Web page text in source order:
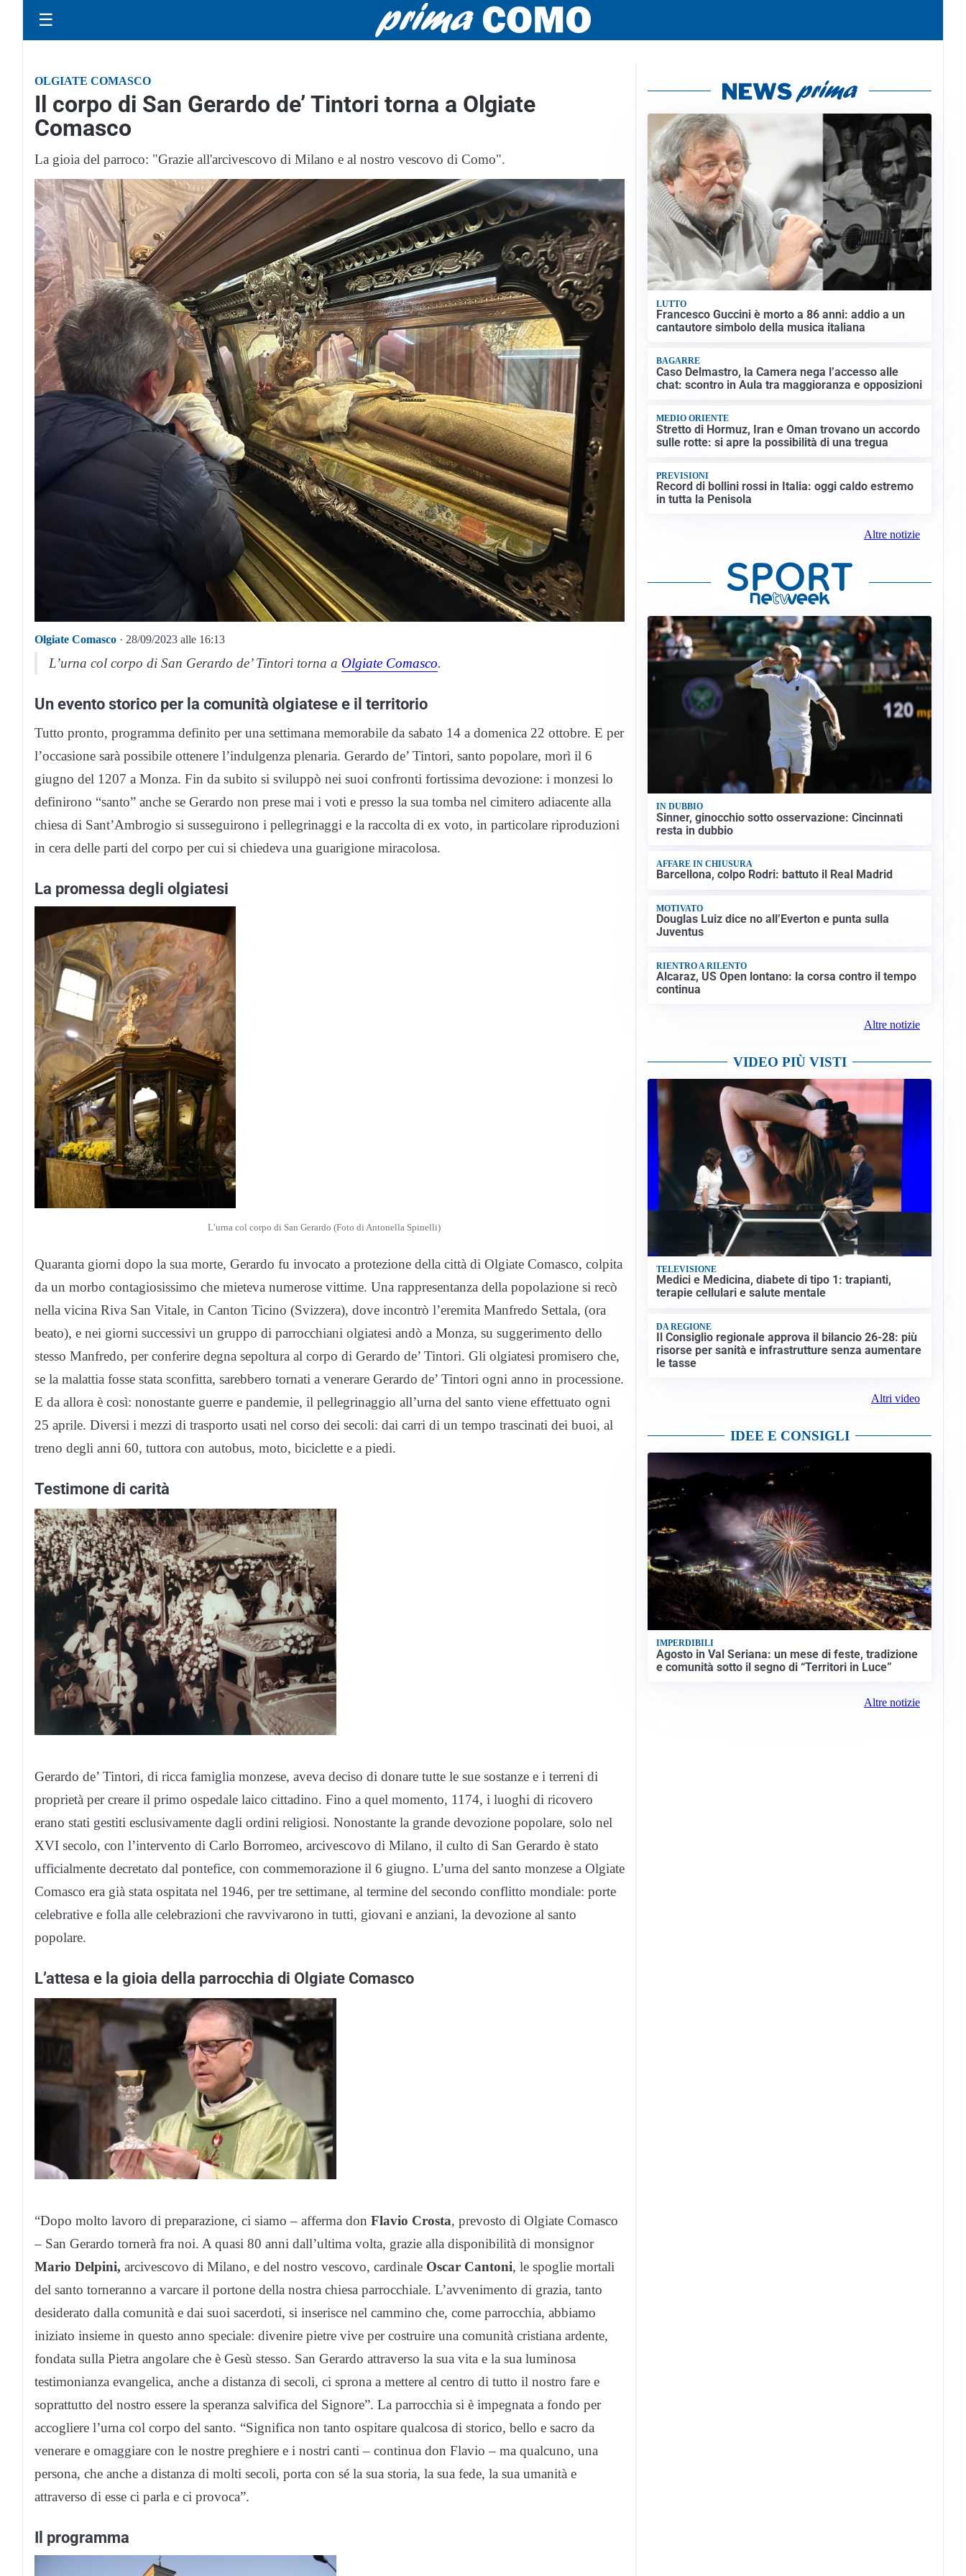
☰
OLGIATE COMASCO
Il corpo di San Gerardo de’ Tintori torna a Olgiate
Comasco
La gioia del parroco: "Grazie all'arcivescovo di Milano e al nostro vescovo di Como".
Olgiate Comasco · 28/09/2023 alle 16:13
L’urna col corpo di San Gerardo de’ Tintori torna a Olgiate Comasco.
Un evento storico per la comunità olgiatese e il territorio
Tutto pronto, programma definito per una settimana memorabile da sabato 14 a domenica 22 ottobre. E per
l’occasione sarà possibile ottenere l’indulgenza plenaria. Gerardo de’ Tintori, santo popolare, morì il 6
giugno del 1207 a Monza. Fin da subito si sviluppò nei suoi confronti fortissima devozione: i monzesi lo
definirono “santo” anche se Gerardo non prese mai i voti e presso la sua tomba nel cimitero adiacente alla
chiesa di Sant’Ambrogio si susseguirono i pellegrinaggi e la raccolta di ex voto, in particolare riproduzioni
in cera delle parti del corpo per cui si chiedeva una guarigione miracolosa.
La promessa degli olgiatesi
L’urna col corpo di San Gerardo (Foto di Antonella Spinelli)
Quaranta giorni dopo la sua morte, Gerardo fu invocato a protezione della città di Olgiate Comasco, colpita
da un morbo contagiosissimo che mieteva numerose vittime. Una rappresentanza della popolazione si recò
nella vicina Riva San Vitale, in Canton Ticino (Svizzera), dove incontrò l’eremita Manfredo Settala, (ora
beato), e nei giorni successivi un gruppo di parrocchiani olgiatesi andò a Monza, su suggerimento dello
stesso Manfredo, per conferire degna sepoltura al corpo di Gerardo de’ Tintori. Gli olgiatesi promisero che,
se la malattia fosse stata sconfitta, sarebbero tornati a venerare Gerardo de’ Tintori ogni anno in processione.
E da allora è così: nonostante guerre e pandemie, il pellegrinaggio all’urna del santo viene effettuato ogni
25 aprile. Diversi i mezzi di trasporto usati nel corso dei secoli: dai carri di un tempo trascinati dei buoi, al
treno degli anni 60, tuttora con autobus, moto, biciclette e a piedi.
Testimone di carità
Gerardo de’ Tintori, di ricca famiglia monzese, aveva deciso di donare tutte le sue sostanze e i terreni di
proprietà per creare il primo ospedale laico cittadino. Fino a quel momento, 1174, i luoghi di ricovero
erano stati gestiti esclusivamente dagli ordini religiosi. Nonostante la grande devozione popolare, solo nel
XVI secolo, con l’intervento di Carlo Borromeo, arcivescovo di Milano, il culto di San Gerardo è stato
ufficialmente decretato dal pontefice, con commemorazione il 6 giugno. L’urna del santo monzese a Olgiate
Comasco era già stata ospitata nel 1946, per tre settimane, al termine del secondo conflitto mondiale: porte
celebrative e folla alle celebrazioni che ravvivarono in tutti, giovani e anziani, la devozione al santo
popolare.
L’attesa e la gioia della parrocchia di Olgiate Comasco
“Dopo molto lavoro di preparazione, ci siamo – afferma don Flavio Crosta, prevosto di Olgiate Comasco
– San Gerardo tornerà fra noi. A quasi 80 anni dall’ultima volta, grazie alla disponibilità di monsignor
Mario Delpini, arcivescovo di Milano, e del nostro vescovo, cardinale Oscar Cantoni, le spoglie mortali
del santo torneranno a varcare il portone della nostra chiesa parrocchiale. L’avvenimento di grazia, tanto
desiderato dalla comunità e dai suoi sacerdoti, si inserisce nel cammino che, come parrocchia, abbiamo
iniziato insieme in questo anno speciale: divenire pietre vive per costruire una comunità cristiana ardente,
fondata sulla Pietra angolare che è Gesù stesso. San Gerardo attraverso la sua vita e la sua luminosa
testimonianza evangelica, anche a distanza di secoli, ci sprona a mettere al centro di tutto il nostro fare e
soprattutto del nostro essere la speranza salvifica del Signore”. La parrocchia si è impegnata a fondo per
accogliere l’urna col corpo del santo. “Significa non tanto ospitare qualcosa di storico, bello e sacro da
venerare e omaggiare con le nostre preghiere e i nostri canti – continua don Flavio – ma qualcuno, una
persona, che anche a distanza di molti secoli, porta con sé la sua storia, la sua fede, la sua umanità e
attraverso di esse ci parla e ci provoca”.
Il programma
LUTTO
Francesco Guccini è morto a 86 anni: addio a un
cantautore simbolo della musica italiana
BAGARRE
Caso Delmastro, la Camera nega l’accesso alle
chat: scontro in Aula tra maggioranza e opposizioni
MEDIO ORIENTE
Stretto di Hormuz, Iran e Oman trovano un accordo
sulle rotte: si apre la possibilità di una tregua
PREVISIONI
Record di bollini rossi in Italia: oggi caldo estremo
in tutta la Penisola
Altre notizie
IN DUBBIO
Sinner, ginocchio sotto osservazione: Cincinnati
resta in dubbio
AFFARE IN CHIUSURA
Barcellona, colpo Rodri: battuto il Real Madrid
MOTIVATO
Douglas Luiz dice no all’Everton e punta sulla
Juventus
RIENTRO A RILENTO
Alcaraz, US Open lontano: la corsa contro il tempo
continua
Altre notizie
VIDEO PIÙ VISTI
TELEVISIONE
Medici e Medicina, diabete di tipo 1: trapianti,
terapie cellulari e salute mentale
DA REGIONE
Il Consiglio regionale approva il bilancio 26-28: più
risorse per sanità e infrastrutture senza aumentare
le tasse
Altri video
IDEE E CONSIGLI
IMPERDIBILI
Agosto in Val Seriana: un mese di feste, tradizione
e comunità sotto il segno di “Territori in Luce”
Altre notizie